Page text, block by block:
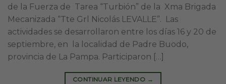
de la Fuerza de Tarea “Turbión” de la Xma Brigada
Mecanizada “Tte Grl Nicolás LEVALLE”. Las
actividades se desarrollaron entre los días 16 y 20 de
septiembre, en la localidad de Padre Buodo,
provincia de La Pampa. Participaron […]
CONTINUAR LEYENDO →